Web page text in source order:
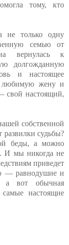
тому, кто
не только одну
семью от
вернулась к
долгожданную
и настоящее
любимую жену и
свой настоящий,
собственной
развилки судьбы?
беды, а можно
И мы никогда не
приведет
— равнодушие и
а вот обычная
самые настоящие